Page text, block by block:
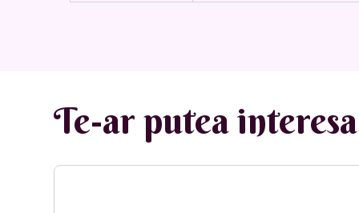
Te-ar putea